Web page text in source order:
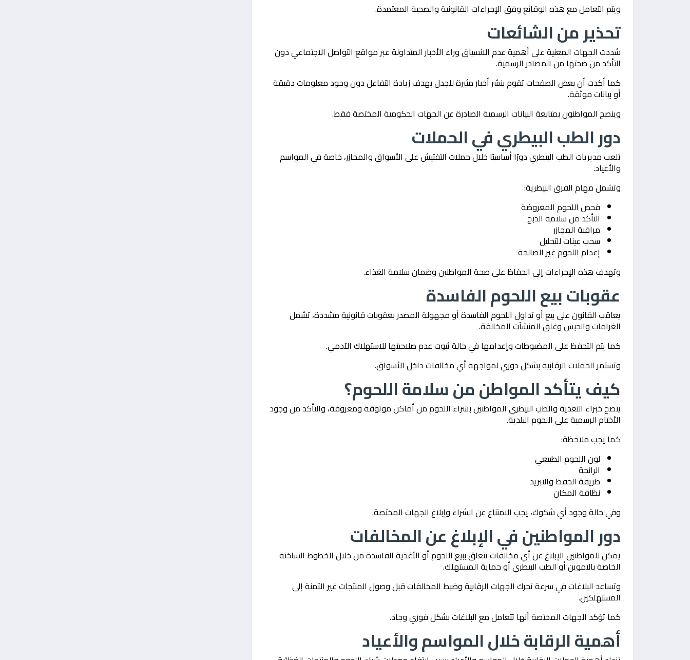
ويتم التعامل مع هذه الوقائع وفق الإجراءات القانونية والصحية المعتمدة.
تحذير من الشائعات
شددت الجهات المعنية على أهمية عدم الانسياق وراء الأخبار المتداولة عبر مواقع التواصل الاجتماعي دون
التأكد من صحتها من المصادر الرسمية.
كما أكدت أن بعض الصفحات تقوم بنشر أخبار مثيرة للجدل بهدف زيادة التفاعل دون وجود معلومات دقيقة
أو بيانات موثقة.
وينصح المواطنون بمتابعة البيانات الرسمية الصادرة عن الجهات الحكومية المختصة فقط.
دور الطب البيطري في الحملات
تلعب مديريات الطب البيطري دورًا أساسيًا خلال حملات التفتيش على الأسواق والمجازر، خاصة في المواسم
والأعياد.
وتشمل مهام الفرق البيطرية:
فحص اللحوم المعروضة
التأكد من سلامة الذبح
مراقبة المجازر
سحب عينات للتحليل
إعدام اللحوم غير الصالحة
وتهدف هذه الإجراءات إلى الحفاظ على صحة المواطنين وضمان سلامة الغذاء.
عقوبات بيع اللحوم الفاسدة
يعاقب القانون على بيع أو تداول اللحوم الفاسدة أو مجهولة المصدر بعقوبات قانونية مشددة، تشمل
الغرامات والحبس وغلق المنشآت المخالفة.
كما يتم التحفظ على المضبوطات وإعدامها في حالة ثبوت عدم صلاحيتها للاستهلاك الآدمي.
وتستمر الحملات الرقابية بشكل دوري لمواجهة أي مخالفات داخل الأسواق.
كيف يتأكد المواطن من سلامة اللحوم؟
ينصح خبراء التغذية والطب البيطري المواطنين بشراء اللحوم من أماكن موثوقة ومعروفة، والتأكد من وجود
الأختام الرسمية على اللحوم البلدية.
كما يجب ملاحظة:
لون اللحوم الطبيعي
الرائحة
طريقة الحفظ والتبريد
نظافة المكان
وفي حالة وجود أي شكوك، يجب الامتناع عن الشراء وإبلاغ الجهات المختصة.
دور المواطنين في الإبلاغ عن المخالفات
يمكن للمواطنين الإبلاغ عن أي مخالفات تتعلق ببيع اللحوم أو الأغذية الفاسدة من خلال الخطوط الساخنة
الخاصة بالتموين أو الطب البيطري أو حماية المستهلك.
وتساعد البلاغات في سرعة تحرك الجهات الرقابية وضبط المخالفات قبل وصول المنتجات غير الآمنة إلى
المستهلكين.
كما تؤكد الجهات المختصة أنها تتعامل مع البلاغات بشكل فوري وجاد.
أهمية الرقابة خلال المواسم والأعياد